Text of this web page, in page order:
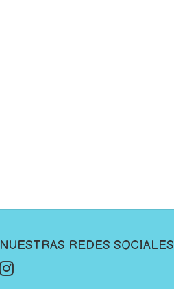
NUESTRAS REDES SOCIALES